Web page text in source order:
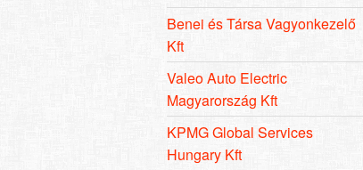
Benei és Társa Vagyonkezelő
Kft
Valeo Auto Electric
Magyarország Kft
KPMG Global Services
Hungary Kft